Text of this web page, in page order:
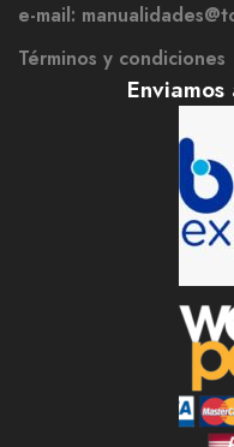
e-mail:
Términos y